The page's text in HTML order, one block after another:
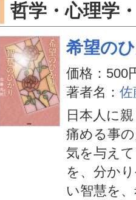
哲学・心理学
希望の
価格：500
著者名： 佐
日本人に
痛める事
気を与え
を、分か
い智慧を